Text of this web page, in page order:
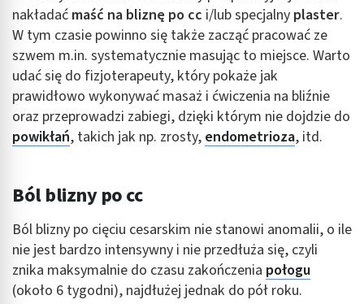
nakładać maść na bliznę po cc i/lub specjalny plaster.
W tym czasie powinno się także zacząć pracować ze
szwem m.in. systematycznie masując to miejsce. Warto
udać się do fizjoterapeuty, który pokaże jak
prawidłowo wykonywać masaż i ćwiczenia na bliźnie
oraz przeprowadzi zabiegi, dzięki którym nie dojdzie do
powikłań, takich jak np. zrosty, endometrioza, itd.
Ból blizny po cc
Ból blizny po cięciu cesarskim nie stanowi anomalii, o ile
nie jest bardzo intensywny i nie przedłuża się, czyli
znika maksymalnie do czasu zakończenia połogu
(około 6 tygodni), najdłużej jednak do pół roku.